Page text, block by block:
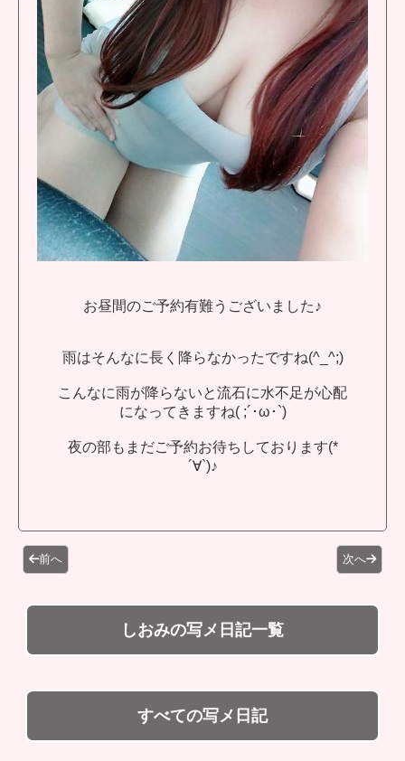
お昼間のご予約有難うございました♪
雨はそんなに長く降らなかったですね(^_^;)
こんなに雨が降らないと流石に水不足が心配
になってきますね( ;´･ω･`)
夜の部もまだご予約お待ちしております(*
´∀`)♪
前へ 次へ
しおみの写メ日記一覧
すべての写メ日記